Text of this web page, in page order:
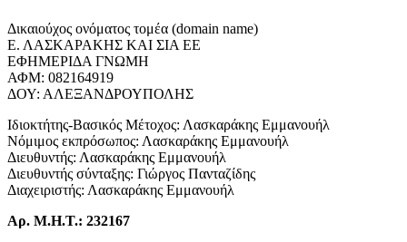
Δικαιούχος ονόματος τομέα (domain name)
Ε. ΛΑΣΚΑΡΑΚΗΣ ΚΑΙ ΣΙΑ ΕΕ
ΕΦΗΜΕΡΙΔΑ ΓΝΩΜΗ
ΑΦΜ: 082164919
ΔΟΥ: ΑΛΕΞΑΝΔΡΟΥΠΟΛΗΣ
Ιδιοκτήτης-Βασικός Μέτοχος: Λασκαράκης Εμμανουήλ
Νόμιμος εκπρόσωπος: Λασκαράκης Εμμανουήλ
Διευθυντής: Λασκαράκης Εμμανουήλ
Διευθυντής σύνταξης: Γιώργος Πανταζίδης
Διαχειριστής: Λασκαράκης Εμμανουήλ
Αρ. Μ.Η.Τ.: 232167